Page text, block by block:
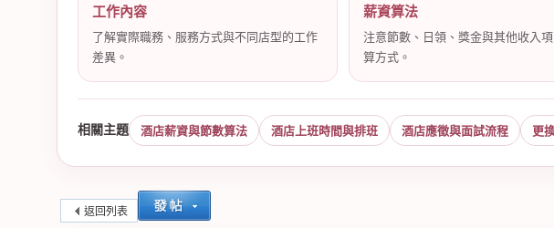
工作內容
了解實際職務、服務方式與不同店型的工作
差異。
薪資算法
注意節數、日領、獎金與其他收入
算方式。
相關主題 酒店薪資與節數算法 酒店上班時間與排班 酒店應徵與面試流程 更
返回列表